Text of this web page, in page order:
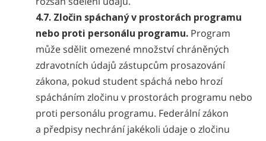
4.7. Zločin spáchaný v prostorách programu
nebo proti personálu programu. Program
může sdělit omezené množství chráněných
zdravotních údajů zástupcům prosazování
zákona, pokud student spáchá nebo hrozí
spácháním zločinu v prostorách programu nebo
proti personálu programu. Federální zákon
a předpisy nechrání jakékoli údaje o zločinu